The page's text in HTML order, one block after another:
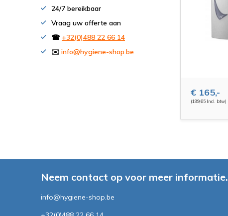
€ 165,-
(199,65 Incl. btw)
24/7 bereikbaar
Vraag uw offerte aan
☎ +32(0)488 22 66 14
✉️ info@hygiene-shop.be
Neem contact op voor meer informatie.
info@hygiene-shop.be